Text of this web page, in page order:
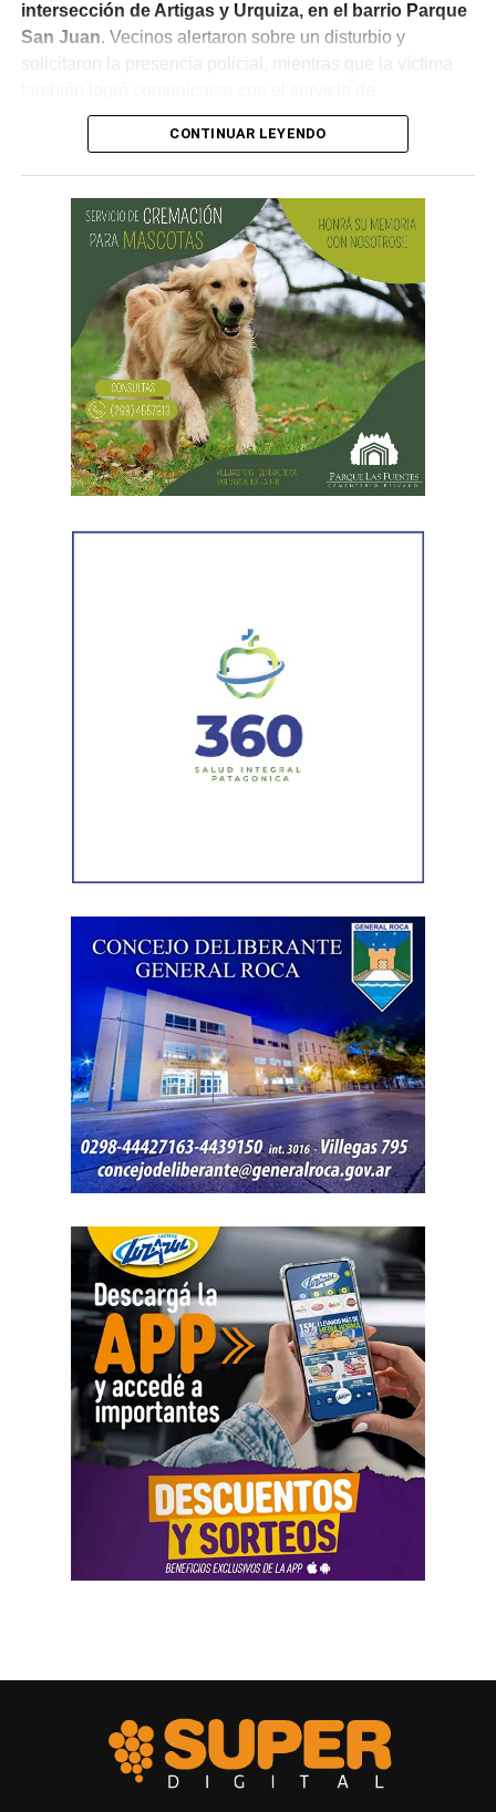
intersección de Artigas y Urquiza, en el barrio Parque
San Juan. Vecinos alertaron sobre un disturbio y
solicitaron la presencia policial, mientras que la víctima
emergencias para informar lo que estaba ocurriendo.
hombres le habían sustraído una bolsa con dinero en
efectivo y dos teléfonos celulares. En el lugar se
recuperó parte de los bienes robados y se detuvo al
primer involucrado.
En forma paralela, otra comisión policial se dirigió a
una vivienda ubicada en el barrio Villa Obrera,
señalada por la víctima. Allí se identificó al segundo
sospechosoy se llevaron adelante distintas diligencias
en el marco de la investigación.
Durante el procedimiento, el personal encontró el teléfono
correspondiente para acreditar su propiedad. Además,
denunciado como robado
Posteriormente, el inmueble fue preservado para la
intervención del Gabinete de Criminalística, que realizó
las pericias correspondientes. Otros elementos
encontrados quedaron bajo resguardo para determinar su
procedencia.
Por disposición de la Fiscalía de turno, ambos hombres
permanecen detenidos en el marco de una causa por
CONTINUAR LEYENDO